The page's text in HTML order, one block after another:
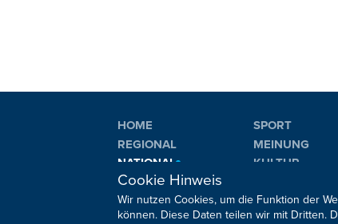
HOME
REGIONAL
NATIONAL
INTERNATIONAL
SPORT
MEINUNG
KULTUR
Cookie Hinweis
Wir nutzen Cookies, um die Funktion der
können. Diese Daten teilen wir mit Dritten.